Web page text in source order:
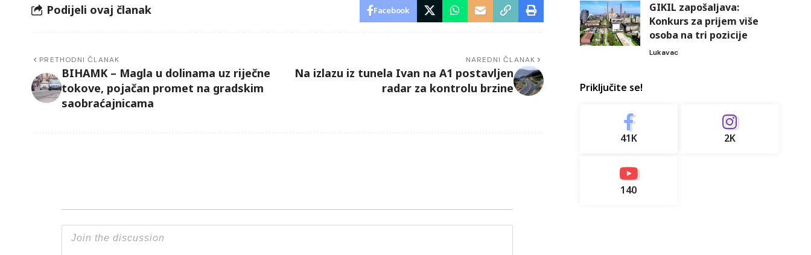
Podijeli ovaj članak Facebook
PRETHODNI ČLANAK
BIHAMK – Magla u dolinama uz riječne
tokove, pojačan promet na gradskim
saobraćajnicama
NAREDNI ČLANAK
Na izlazu iz tunela Ivan na A1 postavljen
radar za kontrolu brzine
GIKIL zapošaljava:
Konkurs za prijem više
osoba na tri pozicije
Lukavac
Priključite se!
41K 2K
140